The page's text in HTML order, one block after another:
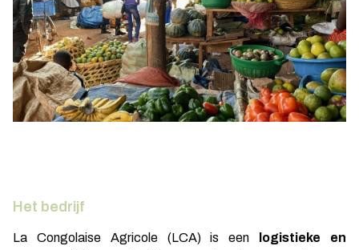
Het bedrijf
La Congolaise Agricole (LCA) is een
logistieke en